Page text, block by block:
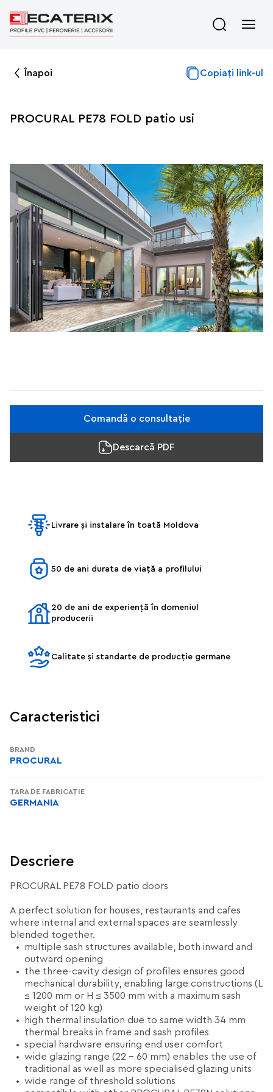
Înapoi Copiați link-ul
PROCURAL PE78 FOLD patio usi
Comandă o consultație
Descarcă PDF
Livrare și instalare în toată Moldova
50 de ani durata de viață a profilului
20 de ani de experiență în domeniul
producerii
Calitate și standarte de producție germane
Caracteristici
BRAND
PROCURAL
ȚARA DE FABRICAȚIE
GERMANIA
Descriere
PROCURAL PE78 FOLD patio doors
A perfect solution for houses, restaurants and cafes
where internal and external spaces are seamlessly
blended together.
multiple sash structures available, both inward and
outward opening
the three-cavity design of profiles ensures good
mechanical durability, enabling large constructions (L
≤ 1200 mm or H ≤ 3500 mm with a maximum sash
weight of 120 kg)
high thermal insulation due to same width 34 mm
thermal breaks in frame and sash profiles
special hardware ensuring end user comfort
wide glazing range (22 - 60 mm) enables the use of
traditional as well as more specialised glazing units
wide range of threshold solutions